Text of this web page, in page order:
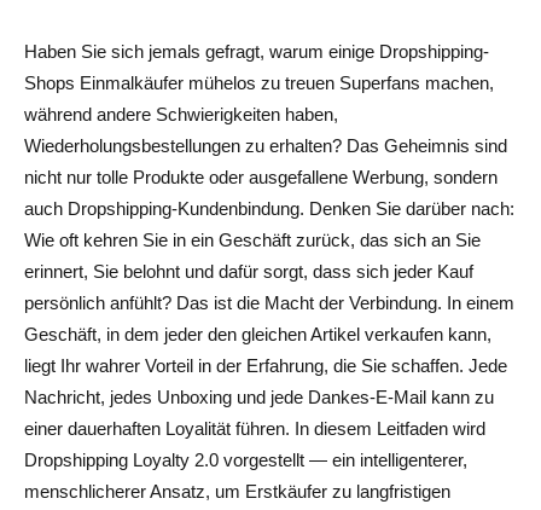
Skript für Verzögerung und Lieferantenwechsel (E-
Mail/SMS + Helpdesk-Makro)
Bindungssequenz für 3 E-Mails nach dem Kauf (D+1,
Margin-Safe VIP-Leiter
Messung des Fortschritts von „Superfans“ (einfache
Kennzahlen, auf die es ankommt)
Wichtige zu überwachende Kennzahlen
Wie benutzt man diese Zahlen
Erweiterte Kundenbindung (Trends zum Stehlen 2025)
Wert > Hype
Haben Sie sich jemals gefragt, warum einige Dropshipping-
Shops Einmalkäufer mühelos zu treuen Superfans machen,
während andere Schwierigkeiten haben,
Wiederholungsbestellungen zu erhalten? Das Geheimnis sind
nicht nur tolle Produkte oder ausgefallene Werbung, sondern
auch Dropshipping-Kundenbindung. Denken Sie darüber nach:
Wie oft kehren Sie in ein Geschäft zurück, das sich an Sie
erinnert, Sie belohnt und dafür sorgt, dass sich jeder Kauf
persönlich anfühlt? Das ist die Macht der Verbindung. In einem
Geschäft, in dem jeder den gleichen Artikel verkaufen kann,
liegt Ihr wahrer Vorteil in der Erfahrung, die Sie schaffen. Jede
Nachricht, jedes Unboxing und jede Dankes-E-Mail kann zu
einer dauerhaften Loyalität führen. In diesem Leitfaden wird
Dropshipping Loyalty 2.0 vorgestellt — ein intelligenterer,
menschlicherer Ansatz, um Erstkäufer zu langfristigen